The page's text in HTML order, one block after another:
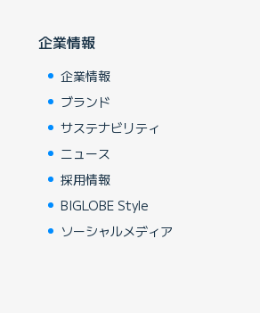
企業情報
企業情報
ブランド
サステナビリティ
ニュース
採用情報
BIGLOBE Style
ソーシャルメディア